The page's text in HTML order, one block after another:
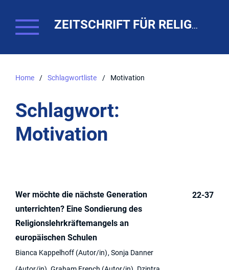
ZEITSCHRIFT FÜR RELIGIONSPÄDAGOGIK. THEO-WEB
Home / Schlagwortliste / Motivation
Schlagwort:
Motivation
Wer möchte die nächste Generation
unterrichten? Eine Sondierung des
Religionslehrkräftemangels an
europäischen Schulen
Bianca Kappelhoff Autor/in
Sonja Danner
22-37